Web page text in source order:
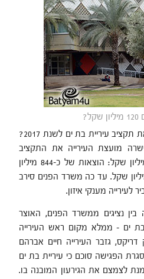
האם משרד הפנים יאשר בקרוב את תקציב עיריית בת ים לשנת 2017?
מועצת העירייה את התקציב
הוצאות של כ-844 מיליון
הכנסות של כ-724 מיליון שקל. עד כה משרד הפנים סירב
מענקי איזון.
נציגים ממשרד הפנים, האוצר
בת ים – ממלא מקום ראש העירייה
גזבר העירייה חיים אברהם
הפגישה סוכם כי עיריית בת ים
לצמצם את הגירעון המובנה בו.